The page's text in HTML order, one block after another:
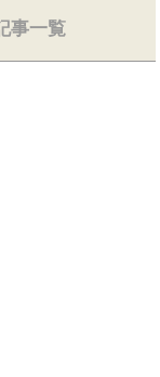
事一覧